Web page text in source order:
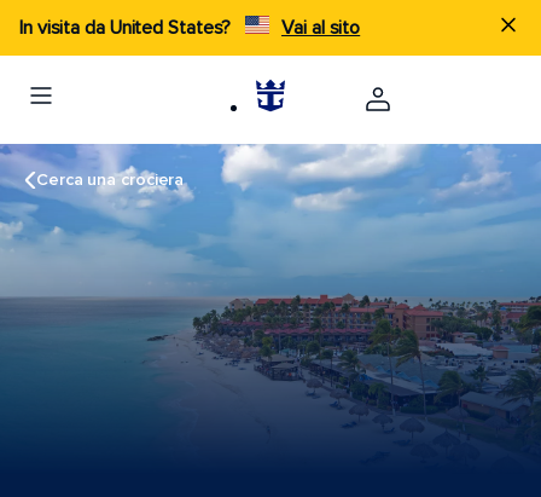
In visita da United States? Vai al sito
Cerca una crociera